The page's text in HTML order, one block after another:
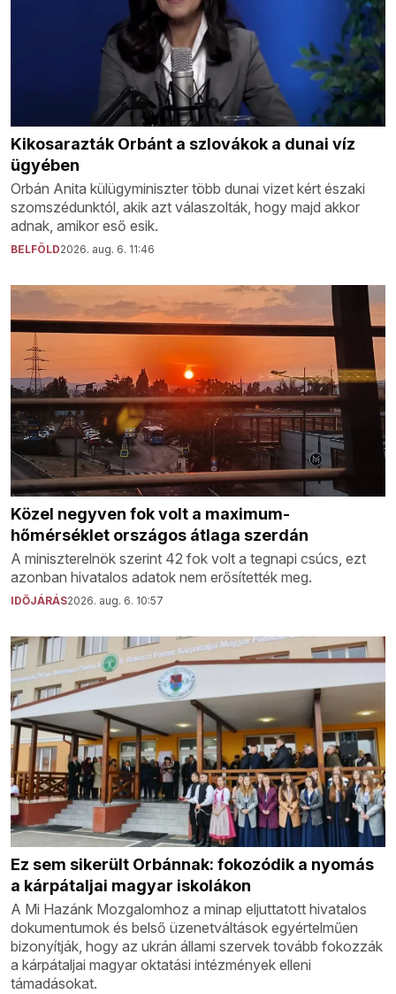
Kikosarazták Orbánt a szlovákok a dunai víz
ügyében
Orbán Anita külügyminiszter több dunai vizet kért északi
szomszédunktól, akik azt válaszolták, hogy majd akkor
adnak, amikor eső esik.
BELFÖLD2026. aug. 6. 11:46
Közel negyven fok volt a maximum-
hőmérséklet országos átlaga szerdán
A miniszterelnök szerint 42 fok volt a tegnapi csúcs, ezt
azonban hivatalos adatok nem erősítették meg.
IDŐJÁRÁS2026. aug. 6. 10:57
Ez sem sikerült Orbánnak: fokozódik a nyomás
a kárpátaljai magyar iskolákon
A Mi Hazánk Mozgalomhoz a minap eljuttatott hivatalos
dokumentumok és belső üzenetváltások egyértelműen
bizonyítják, hogy az ukrán állami szervek tovább fokozzák
a kárpátaljai magyar oktatási intézmények elleni
támadásokat.